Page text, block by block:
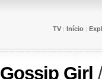
TV | Início |
Gossip Girl